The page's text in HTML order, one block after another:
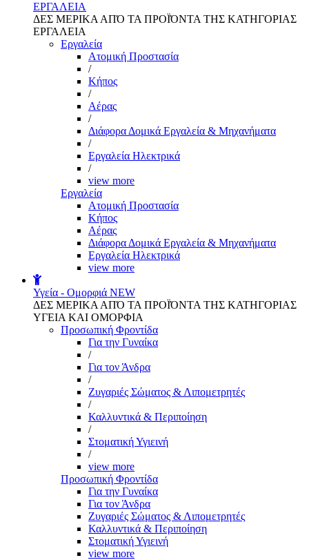
ΕΡΓΑΛΕΙΑ
ΔΕΣ ΜΕΡΙΚΑ ΑΠΌ ΤΑ ΠΡΟΪΌΝΤΑ ΤΗΣ ΚΑΤΗΓΟΡΙΑΣ
ΕΡΓΑΛΕΙΑ
Εργαλεία
Aτομική Προστασία
/
Kήπος
/
Αέρας
/
Διάφορα Δομικά Εργαλεία & Μηχανήματα
/
Εργαλεία Ηλεκτρικά
/
view more
Εργαλεία
Aτομική Προστασία
Kήπος
Αέρας
Διάφορα Δομικά Εργαλεία & Μηχανήματα
Εργαλεία Ηλεκτρικά
view more
Υγεία - Ομορφιά NEW
ΔΕΣ ΜΕΡΙΚΑ ΑΠΌ ΤΑ ΠΡΟΪΌΝΤΑ ΤΗΣ ΚΑΤΗΓΟΡΙΑΣ
ΥΓΕΙΑ ΚΑΙ ΟΜΟΡΦΙΑ
Προσωπική Φροντίδα
Για την Γυναίκα
/
Για τον Άνδρα
/
Ζυγαριές Σώματος & Λιπομετρητές
/
Καλλυντικά & Περιποίηση
/
Στοματική Υγιεινή
/
view more
Προσωπική Φροντίδα
Για την Γυναίκα
Για τον Άνδρα
Ζυγαριές Σώματος & Λιπομετρητές
Καλλυντικά & Περιποίηση
Στοματική Υγιεινή
view more